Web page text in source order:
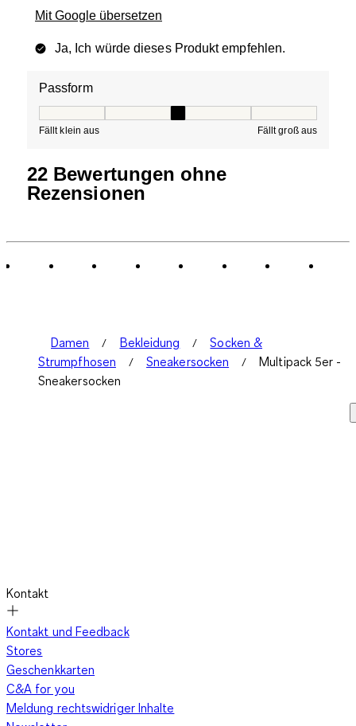
Mit Google übersetzen
Ja, Ich würde dieses Produkt empfehlen.
Passform
Fällt klein aus Fällt groß aus
22 Bewertungen ohne
Rezensionen
Damen Bekleidung
Socken &
Strumpfhosen
Sneakersocken
Multipack 5er -
Sneakersocken
Kontakt
Kontakt und Feedback
Stores
Geschenkkarten
C&A for you
Meldung rechtswidriger Inhalte